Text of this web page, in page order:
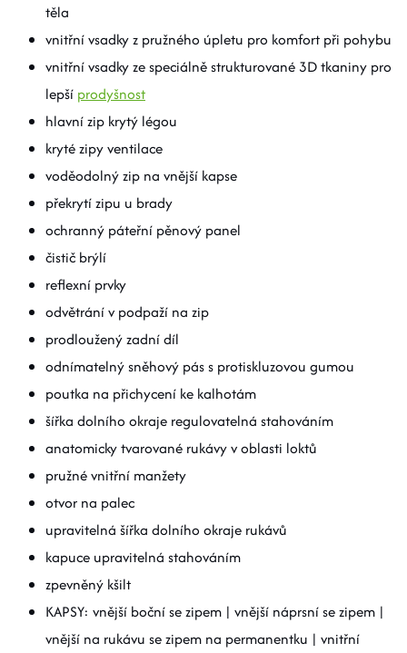
těla
vnitřní vsadky z pružného úpletu pro komfort při pohybu
vnitřní vsadky ze speciálně strukturované 3D tkaniny pro
lepší prodyšnost
hlavní zip krytý légou
kryté zipy ventilace
voděodolný zip na vnější kapse
překrytí zipu u brady
ochranný páteřní pěnový panel
čistič brýlí
reflexní prvky
odvětrání v podpaží na zip
prodloužený zadní díl
odnímatelný sněhový pás s protiskluzovou gumou
poutka na přichycení ke kalhotám
šířka dolního okraje regulovatelná stahováním
anatomicky tvarované rukávy v oblasti loktů
pružné vnitřní manžety
otvor na palec
upravitelná šířka dolního okraje rukávů
kapuce upravitelná stahováním
zpevněný kšilt
KAPSY: vnější boční se zipem | vnější náprsní se zipem |
vnější na rukávu se zipem na permanentku | vnitřní